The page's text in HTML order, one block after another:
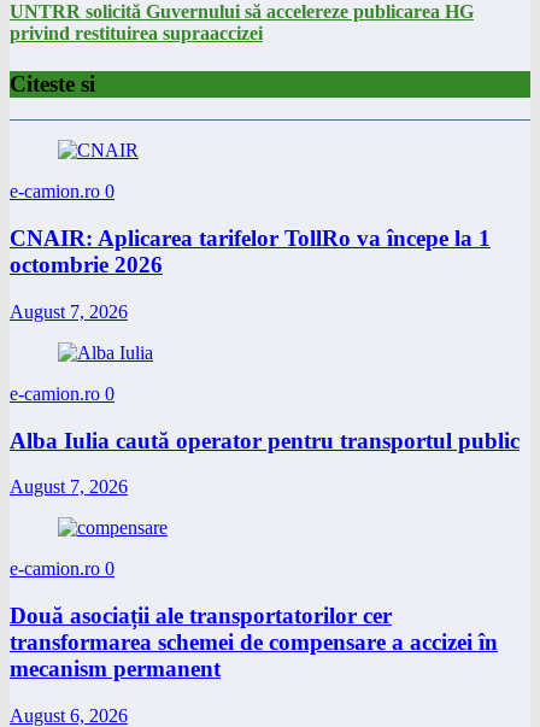
UNTRR solicită Guvernului să accelereze publicarea HG
privind restituirea supraaccizei
Citeste si
e-camion.ro 0
CNAIR: Aplicarea tarifelor TollRo va începe la 1
octombrie 2026
August 7, 2026
e-camion.ro 0
Alba Iulia caută operator pentru transportul public
August 7, 2026
e-camion.ro 0
Două asociații ale transportatorilor cer
transformarea schemei de compensare a accizei în
mecanism permanent
August 6, 2026